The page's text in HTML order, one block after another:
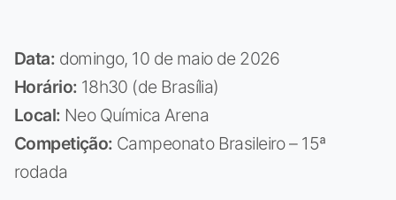
Data: domingo, 10 de maio de 2026
Horário: 18h30 (de Brasília)
Local: Neo Química Arena
Competição: Campeonato Brasileiro – 15ª
rodada